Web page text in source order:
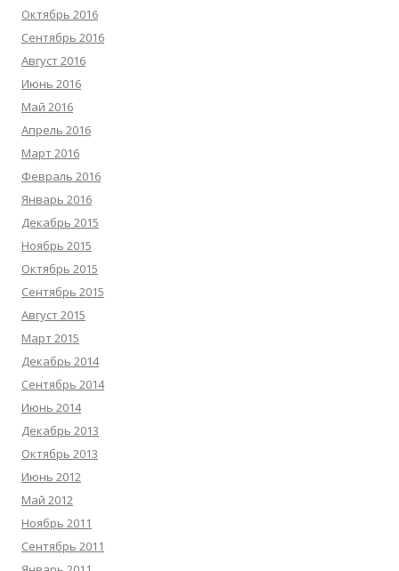
Октябрь 2016
Сентябрь 2016
Август 2016
Июнь 2016
Май 2016
Апрель 2016
Март 2016
Февраль 2016
Январь 2016
Декабрь 2015
Ноябрь 2015
Октябрь 2015
Сентябрь 2015
Август 2015
Март 2015
Декабрь 2014
Сентябрь 2014
Июнь 2014
Декабрь 2013
Октябрь 2013
Июнь 2012
Май 2012
Ноябрь 2011
Сентябрь 2011